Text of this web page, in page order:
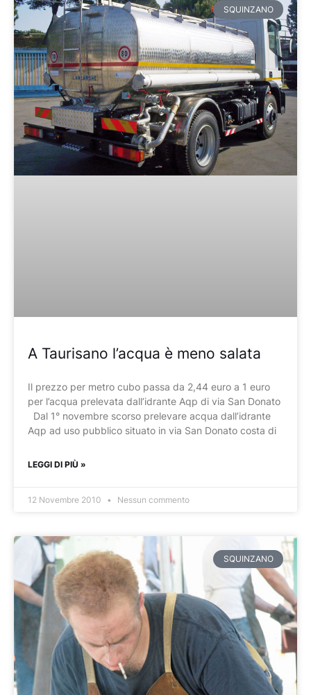
SQUINZANO
A Taurisano l’acqua è meno salata
Il prezzo per metro cubo passa da 2,44 euro a 1 euro
per l’acqua prelevata dall’idrante Aqp di via San Donato
Dal 1° novembre scorso prelevare acqua dall’idrante
Aqp ad uso pubblico situato in via San Donato costa di
LEGGI DI PIÙ »
12 Novembre 2010 Nessun commento
SQUINZANO